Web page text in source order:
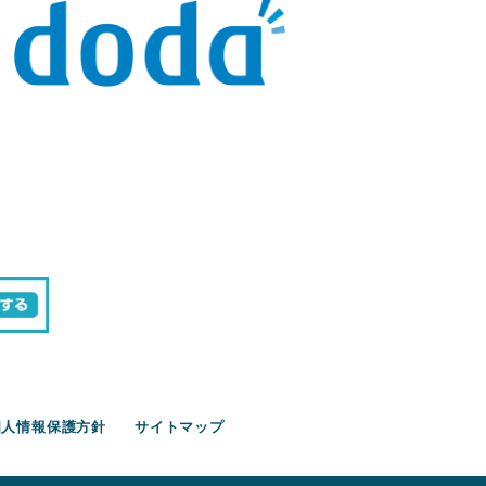
情報保護方針 サイトマップ